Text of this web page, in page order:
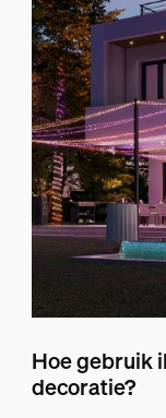
Hoe gebruik
decoratie?